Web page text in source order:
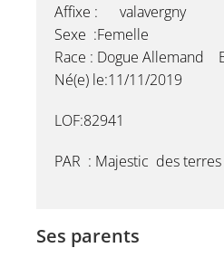
Affixe : valavergny
Sexe :Femelle
Race : Dogue Allemand
Né(e) le:11/11/2019
LOF:82941
PAR : Majestic des
Ses parents